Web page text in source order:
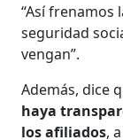
“Así frenamos
seguridad
vengan”.
Además, dice
haya
los afiliados,